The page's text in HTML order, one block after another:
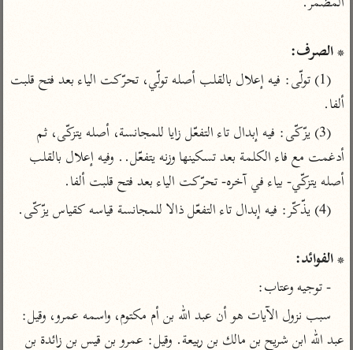
تفسير السمرقندي
تفسير الثعلبي
تفسير قتادة
اشترك لتصلك أخبار مشاريعنا
اشترك
* الصرف:
ألفا.
أصله يتزكّي- بياء في آخره- تحرّكت الياء بعد فتح قلبت ألفا.
* الفوائد:
- توجيه وعتاب: